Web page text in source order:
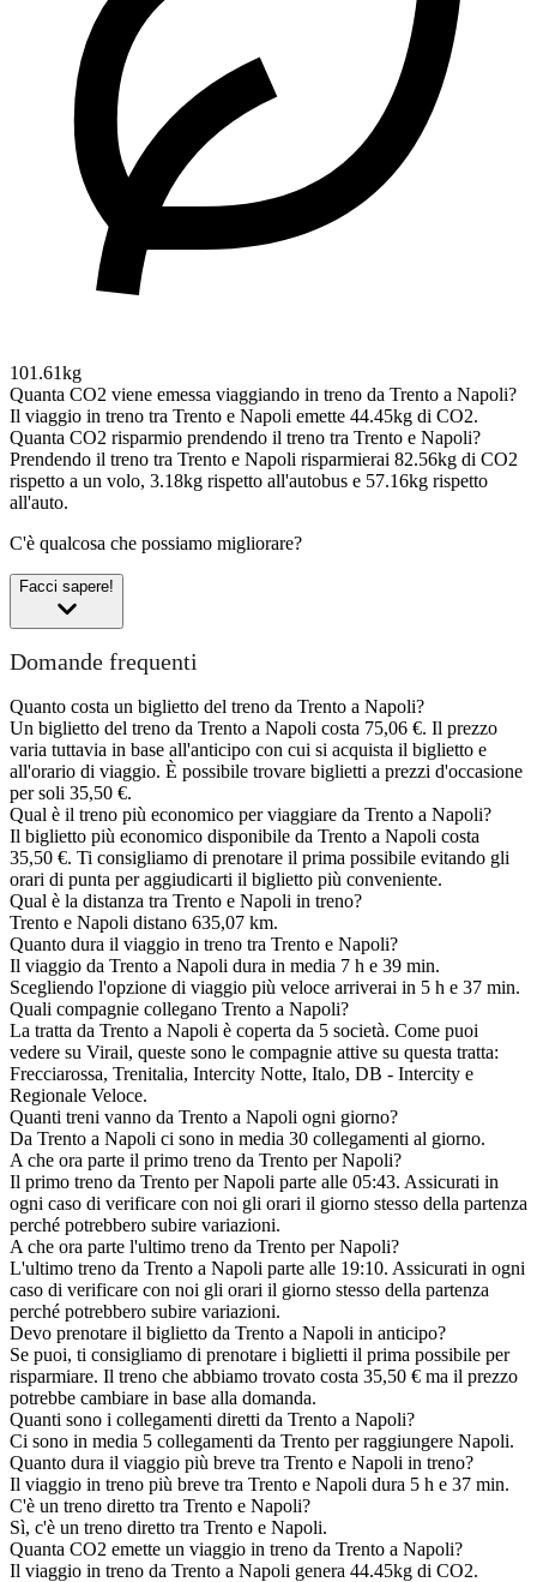
101.61kg
Quanta CO2 viene emessa viaggiando in treno da Trento a Napoli?
Il viaggio in treno tra Trento e Napoli emette 44.45kg di CO2.
Quanta CO2 risparmio prendendo il treno tra Trento e Napoli?
Prendendo il treno tra Trento e Napoli risparmierai 82.56kg di CO2
rispetto a un volo, 3.18kg rispetto all'autobus e 57.16kg rispetto
all'auto.
C'è qualcosa che possiamo migliorare?
Facci sapere!
Domande frequenti
Quanto costa un biglietto del treno da Trento a Napoli?
Un biglietto del treno da Trento a Napoli costa 75,06 €. Il prezzo
varia tuttavia in base all'anticipo con cui si acquista il biglietto e
all'orario di viaggio. È possibile trovare biglietti a prezzi d'occasione
per soli 35,50 €.
Qual è il treno più economico per viaggiare da Trento a Napoli?
Il biglietto più economico disponibile da Trento a Napoli costa
35,50 €. Ti consigliamo di prenotare il prima possibile evitando gli
orari di punta per aggiudicarti il biglietto più conveniente.
Qual è la distanza tra Trento e Napoli in treno?
Trento e Napoli distano 635,07 km.
Quanto dura il viaggio in treno tra Trento e Napoli?
Il viaggio da Trento a Napoli dura in media 7 h e 39 min.
Scegliendo l'opzione di viaggio più veloce arriverai in 5 h e 37 min.
Quali compagnie collegano Trento a Napoli?
La tratta da Trento a Napoli è coperta da 5 società. Come puoi
vedere su Virail, queste sono le compagnie attive su questa tratta:
Frecciarossa, Trenitalia, Intercity Notte, Italo, DB - Intercity e
Regionale Veloce.
Quanti treni vanno da Trento a Napoli ogni giorno?
Da Trento a Napoli ci sono in media 30 collegamenti al giorno.
A che ora parte il primo treno da Trento per Napoli?
Il primo treno da Trento per Napoli parte alle 05:43. Assicurati in
ogni caso di verificare con noi gli orari il giorno stesso della partenza
perché potrebbero subire variazioni.
A che ora parte l'ultimo treno da Trento per Napoli?
L'ultimo treno da Trento a Napoli parte alle 19:10. Assicurati in ogni
caso di verificare con noi gli orari il giorno stesso della partenza
perché potrebbero subire variazioni.
Devo prenotare il biglietto da Trento a Napoli in anticipo?
Se puoi, ti consigliamo di prenotare i biglietti il prima possibile per
risparmiare. Il treno che abbiamo trovato costa 35,50 € ma il prezzo
potrebbe cambiare in base alla domanda.
Quanti sono i collegamenti diretti da Trento a Napoli?
Ci sono in media 5 collegamenti da Trento per raggiungere Napoli.
Quanto dura il viaggio più breve tra Trento e Napoli in treno?
Il viaggio in treno più breve tra Trento e Napoli dura 5 h e 37 min.
C'è un treno diretto tra Trento e Napoli?
Sì, c'è un treno diretto tra Trento e Napoli.
Quanta CO2 emette un viaggio in treno da Trento a Napoli?
Il viaggio in treno da Trento a Napoli genera 44.45kg di CO2.